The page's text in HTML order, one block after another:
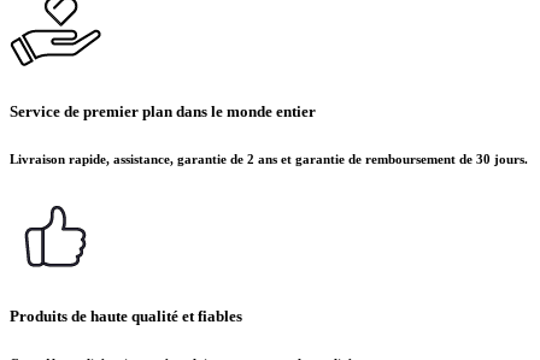
Service de premier plan dans le monde entier
Livraison rapide, assistance, garantie de 2 ans et garantie de remboursement de 30 jours.
Produits de haute qualité et fiables